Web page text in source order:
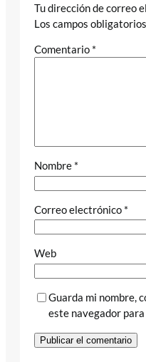
Tu dirección de correo
Los campos
Comentario *
Nombre *
Correo electrónico *
Web
Guarda mi nombre,
este navegador